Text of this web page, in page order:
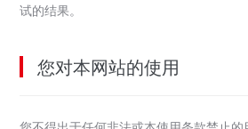
试的结果。
您对本网站的使用